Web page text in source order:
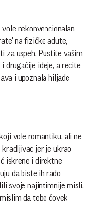
vole nekonvencionalan
na fizičke adute,
za uspeh. Pustite vašim
drugačije ideje, a recite
i upoznala hiljade
vole romantiku, ali ne
jer je ukrao
iskrene i direktne
da biste ih rado
svoje najintimnije misli.
da tebe čovek